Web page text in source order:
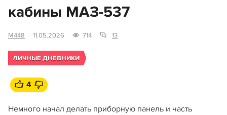
кабины МАЗ-537
M448 11.05.2026 714 13
ЛИЧНЫЕ ДНЕВНИКИ
4
Немного начал делать приборную панель и часть